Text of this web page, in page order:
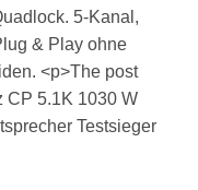
5-Kanal,
& Play ohne
<p>The post
CP 5.1K 1030 W
Testsieger